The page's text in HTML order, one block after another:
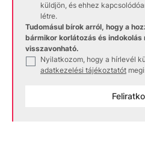
küldjön, és ehhez
létre.
Tudomásul bírok arról, hogy a
bármikor korlátozás és indokolás
visszavonható.
Nyilatkozom, hogy a hírlevél
adatkezelési tájékoztatót